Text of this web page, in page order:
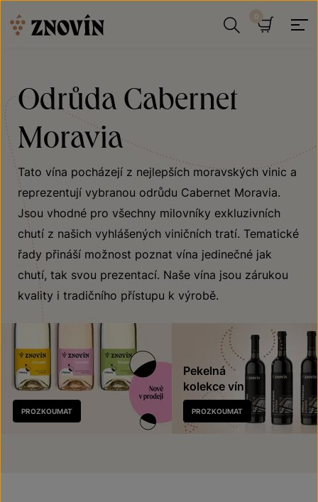
Odrůda Cabernet
Moravia
Tato vína pocházejí z nejlepších moravských vinic a
reprezentují vybranou odrůdu Cabernet Moravia.
Jsou vhodné pro všechny milovníky exkluzivních
chutí z našich vyhlášených viničních tratí. Tematické
řady přináší možnost poznat vína jedinečné jak
chutí, tak svou prezentací. Naše vína jsou zárukou
kvality i tradičního přístupu k výrobě.
Nově
v prodeji
PROZKOUMAT
Pekelná
kolekce vín
PROZKOUMAT